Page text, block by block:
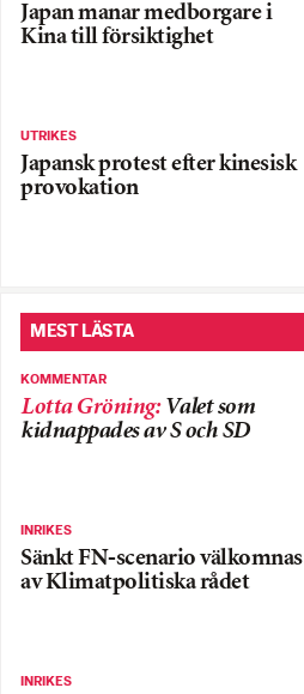
Japan manar medborgare i
Kina till försiktighet
UTRIKES
Japansk protest efter kinesisk
provokation
MEST LÄSTA
KOMMENTAR
Lotta Gröning: Valet som
kidnappades av S och SD
INRIKES
Sänkt FN-scenario välkomnas
av Klimatpolitiska rådet
INRIKES